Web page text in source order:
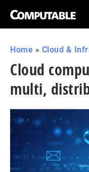
Home » Cloud &
Cloud
multi,